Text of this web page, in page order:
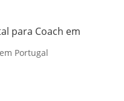
para Coach em
Portugal